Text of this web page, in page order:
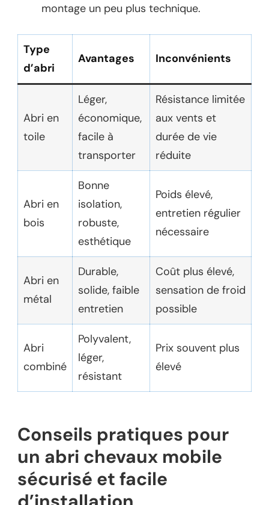
montage un peu plus technique.
Type
d’abri
Avantages Inconvénients
Abri en
toile
Léger,
économique,
facile à
transporter
Résistance limitée
aux vents et
durée de vie
réduite
Abri en
bois
Bonne
isolation,
robuste,
esthétique
Poids élevé,
entretien régulier
nécessaire
Abri en
métal
Durable,
solide, faible
entretien
Coût plus élevé,
sensation de froid
possible
Abri
combiné
Polyvalent,
léger,
résistant
Prix souvent plus
élevé
Conseils pratiques pour
un abri chevaux mobile
sécurisé et facile